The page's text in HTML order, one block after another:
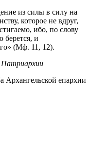
из силы в силу на
которое не вдруг,
ибо, по слову
берется, и
(Мф. 11, 12).
Патриархии
Архангельской епархии